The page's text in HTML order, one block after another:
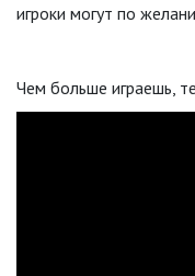
игроки могут по
Чем больше играешь,